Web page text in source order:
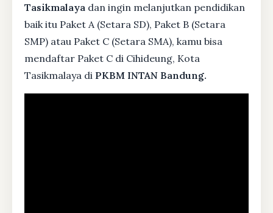
Tasikmalaya dan ingin melanjutkan pendidikan
baik itu Paket A (Setara SD), Paket B (Setara
SMP) atau Paket C (Setara SMA), kamu bisa
mendaftar Paket C di Cihideung, Kota
Tasikmalaya di PKBM INTAN Bandung.